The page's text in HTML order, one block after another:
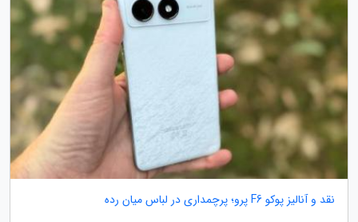
نقد و آنالیز پوکو F6 پرو؛ پرچمداری در لباس میان رده